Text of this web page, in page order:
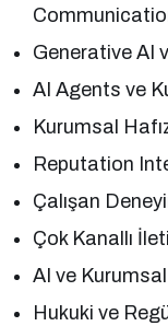
Generative AI
AI Agents ve
Kurumsal
Reputation
Çalışan
Çok Kanallı
AI ve
Hukuki ve